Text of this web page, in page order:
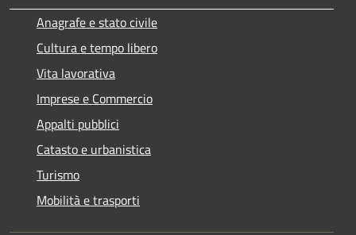
Anagrafe e stato civile
Cultura e tempo libero
Vita lavorativa
Imprese e Commercio
Appalti pubblici
Catasto e urbanistica
Turismo
Mobilità e trasporti